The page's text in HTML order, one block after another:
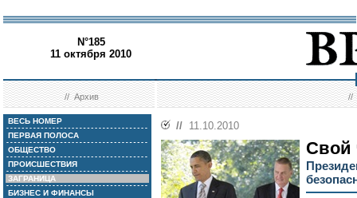
N°185
11 октября 2010
//Архив //
ВЕСЬ НОМЕР
ПЕРВАЯ ПОЛОСА
ОБЩЕСТВО
ПРОИСШЕСТВИЯ
ЗАГРАНИЦА
БИЗНЕС И ФИНАНСЫ
// 11.10.2010
Свой